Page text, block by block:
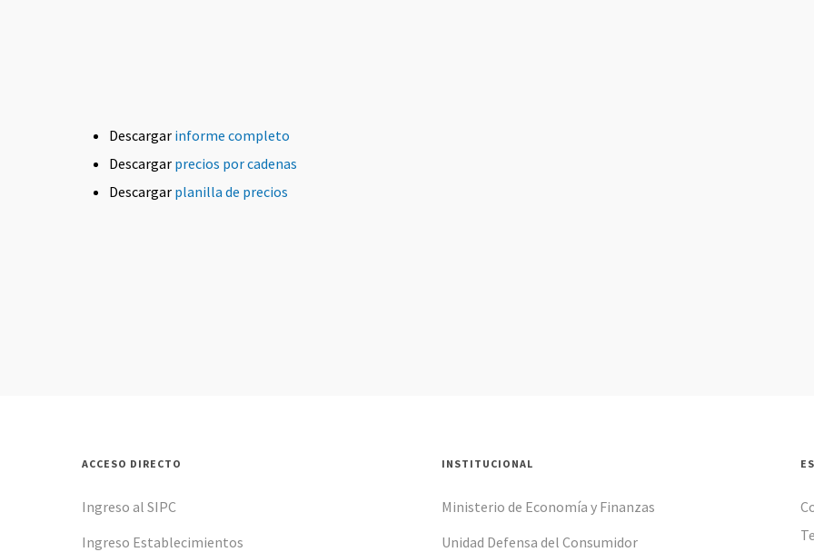
Descargar informe completo
Descargar precios por cadenas
Descargar planilla de precios
ACCESO DIRECTO
Ingreso al SIPC
Ingreso Establecimientos
INSTITUCIONAL
Ministerio de Economía y Finanzas
Unidad Defensa del Consumidor